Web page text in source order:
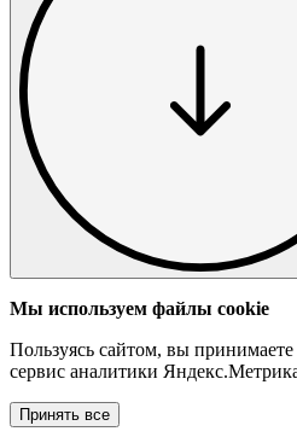
Мы используем файлы cookie
Пользуясь сайтом, вы принимаете
сервис аналитики
Принять все